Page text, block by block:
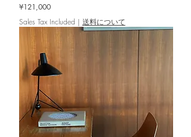
Price
¥121,000
Sales Tax Included | 送料について